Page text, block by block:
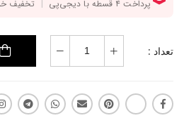
تعداد :